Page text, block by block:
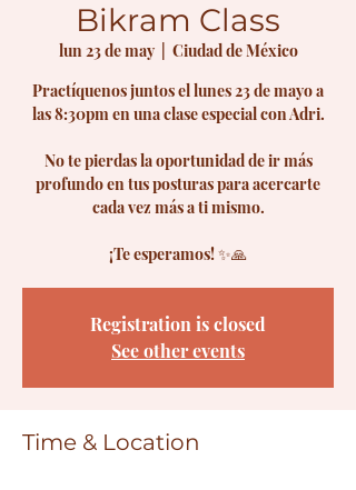
Bikram Class
lun 23 de may
  |
Ciudad de México
Practíquenos juntos el lunes 23 de mayo a
las 8:30pm en una clase especial con Adri.
No te pierdas la oportunidad de ir más
profundo en tus posturas para acercarte
cada vez más a ti mismo.
¡Te esperamos! ✨🙏
Registration is closed
See other events
Time & Location